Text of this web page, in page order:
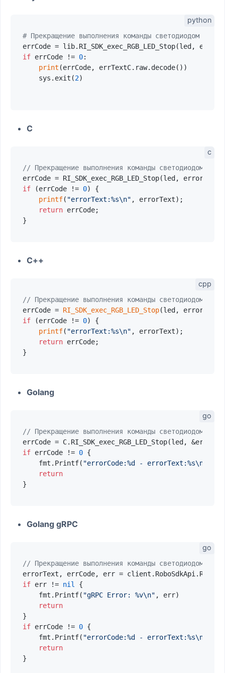
# Прекращение выполнения команды светодиодом
if errCode != 0:
print (errCode, errTextC.raw.decode())
    sys.exit(
2)
C
// Прекращение выполнения команды светодиодом.
if (errCode != 0) {
printf( "errorText:%s\n" , errorText);
return errCode;
C++
// Прекращение выполнения команды светодиодом.
errCode = RI_SDK_exec_RGB_LED_Stop
if (errCode != 0) {
printf( "errorText:%s\n" , errorText);
return errCode;
Golang
// Прекращение выполнения команды светодиодом
errCode = C.RI_SDK_exec_RGB_LED_Stop(led,
if errCode != 0 {
    fmt.Printf(
"errorCode:%d - errorText:%s\n"
return
Golang gRPC
// Прекращение выполнения команды светодиодом
if err != nil
{
    fmt.Printf(
"gRPC Error: %v\n" , err)
return
if errCode != 0 {
    fmt.Printf(
"errorCode:%d - errorText:%s\n"
return